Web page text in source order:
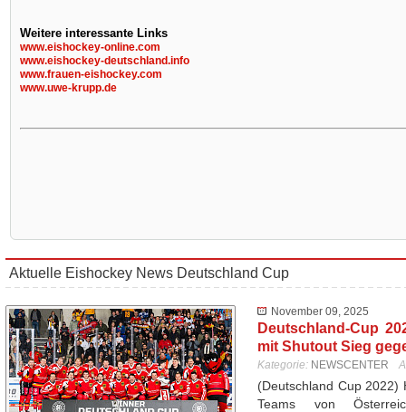
Weitere interessante Links
www.eishockey-online.com
www.eishockey-deutschland.info
www.frauen-eishockey.com
www.uwe-krupp.de
Aktuelle Eishockey News Deutschland Cup
November 09, 2025
Deutschland-Cup
mit Shutout Sieg
Kategorie: NEWSCENTER
(Deutschland Cup 2022)
Teams von